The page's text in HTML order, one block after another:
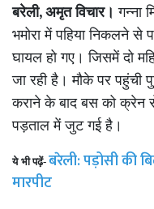
बरेली, अमृत विचार। गन्ना
भमोरा में पहिया निकलने से
घायल हो गए। जिसमें दो
जा रही है। मौके पर पहुंची
कराने के बाद बस को क्रेन
पड़ताल में जुट गई है।
ये भी पढ़ें- बरेली: पड़ोसी की
मारपीट